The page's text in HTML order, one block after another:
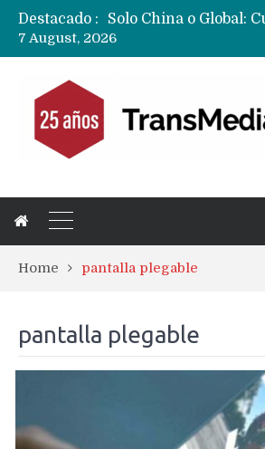
Destacado :
7 August, 2026
Home pantalla plegable
pantalla plegable